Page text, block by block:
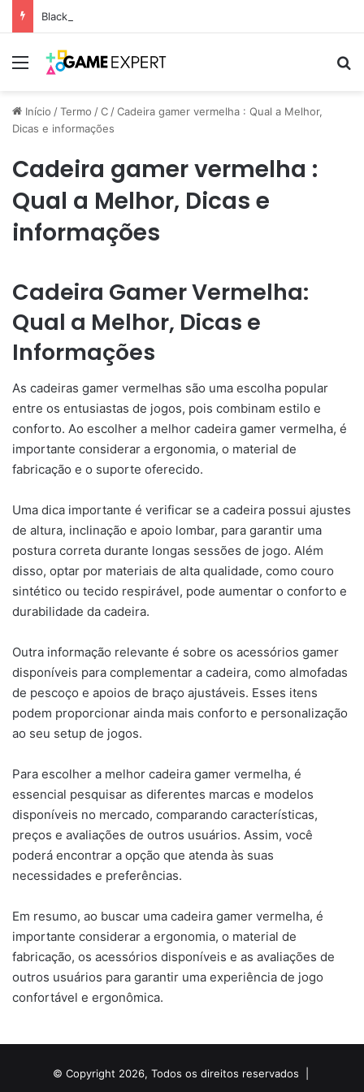
Black Friday: descontos incríveis em eletrônicos
Menu
Início /Termo /C /Cadeira gamer vermelha : Qual a Melhor,
Dicas e informações
Cadeira gamer vermelha :
Qual a Melhor, Dicas e
informações
Cadeira Gamer Vermelha:
Qual a Melhor, Dicas e
Informações
As cadeiras gamer vermelhas são uma escolha popular
entre os entusiastas de jogos, pois combinam estilo e
conforto. Ao escolher a melhor cadeira gamer vermelha, é
importante considerar a ergonomia, o material de
fabricação e o suporte oferecido.
Uma dica importante é verificar se a cadeira possui ajustes
de altura, inclinação e apoio lombar, para garantir uma
postura correta durante longas sessões de jogo. Além
disso, optar por materiais de alta qualidade, como couro
sintético ou tecido respirável, pode aumentar o conforto e
durabilidade da cadeira.
Outra informação relevante é sobre os acessórios gamer
disponíveis para complementar a cadeira, como almofadas
de pescoço e apoios de braço ajustáveis. Esses itens
podem proporcionar ainda mais conforto e personalização
ao seu setup de jogos.
Para escolher a melhor cadeira gamer vermelha, é
essencial pesquisar as diferentes marcas e modelos
disponíveis no mercado, comparando características,
preços e avaliações de outros usuários. Assim, você
poderá encontrar a opção que atenda às suas
necessidades e preferências.
Em resumo, ao buscar uma cadeira gamer vermelha, é
importante considerar a ergonomia, o material de
fabricação, os acessórios disponíveis e as avaliações de
outros usuários para garantir uma experiência de jogo
confortável e ergonômica.
© Copyright 2026, Todos os direitos reservados |